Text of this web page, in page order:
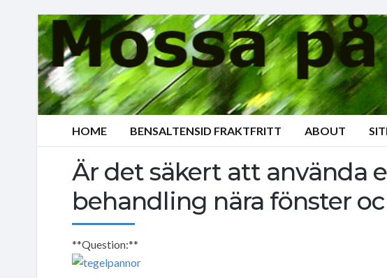
HOME BENSALTENSID FRAKTFRITT ABOUT
Är det säkert att använda
behandling nära fönster
**Question:**